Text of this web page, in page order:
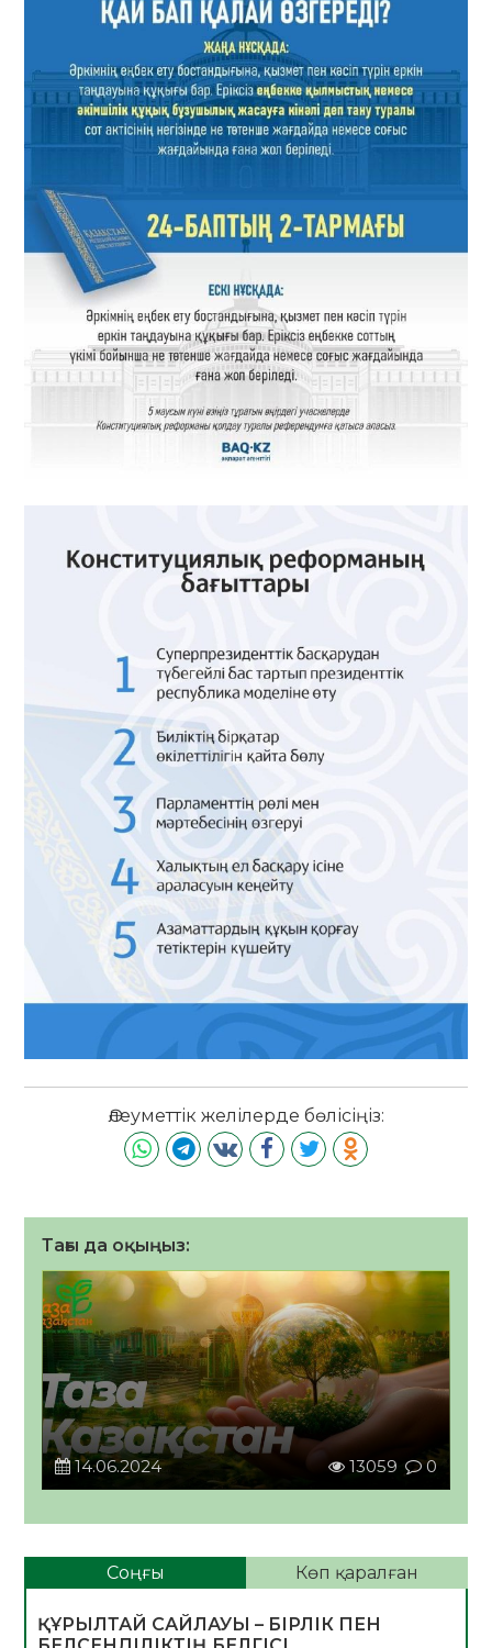
Әлеуметтік желілерде бөлісіңіз:
Тағы да оқыңыз:
14.06.2024 13059 0
Соңғы Көп қаралған
ҚҰРЫЛТАЙ САЙЛАУЫ – БІРЛІК ПЕН